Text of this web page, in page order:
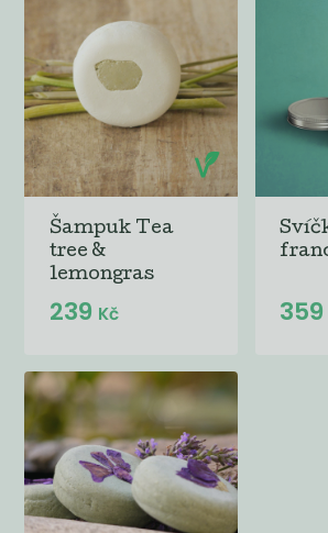
Šampuk Tea
tree &
lemongras
239 Kč 359